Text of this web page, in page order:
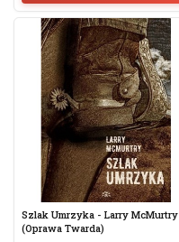
Szlak Umrzyka - Larry McMurtry
(Oprawa Twarda)